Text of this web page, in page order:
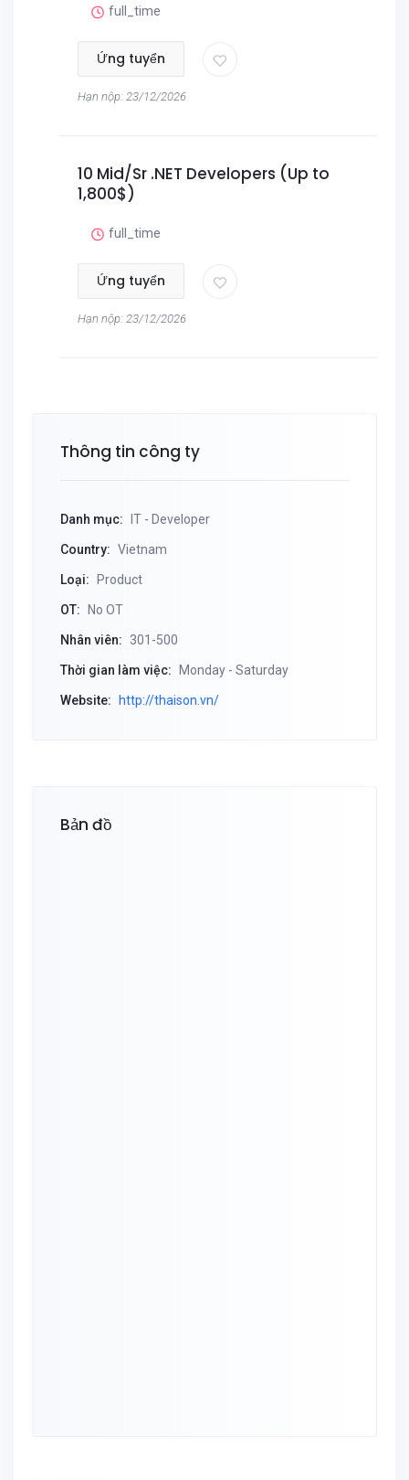
full_time
Ứng tuyển
Hạn nộp: 23/12/2026
10 Mid/Sr .NET Developers (Up to
1,800$)
full_time
Ứng tuyển
Hạn nộp: 23/12/2026
Thông tin công ty
Danh mục: IT - Developer
Country: Vietnam
Loại: Product
OT: No OT
Nhân viên: 301-500
Thời gian làm việc: Monday - Saturday
Website: http://thaison.vn/
Bản đồ